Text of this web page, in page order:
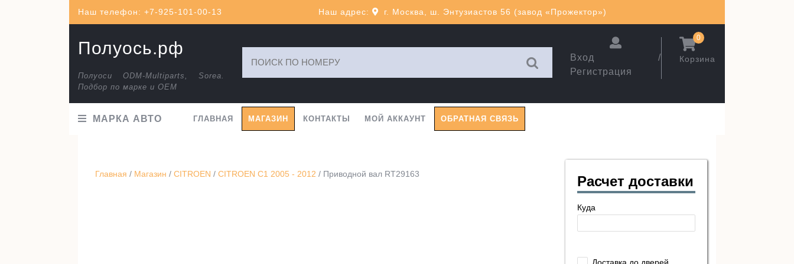
Наш телефон: +7-925-101-00-13 Наш адрес: г. Москва, ш. Энтузиастов 56 (завод «Прожектор»)
Полуось.рф
Полуоси ODM-Multiparts, Sorea.
Подбор по марке и ОЕМ
Вход /
Регистрация
Корзина
0
МАРКА АВТО ГЛАВНАЯ МАГАЗИН КОНТАКТЫ МОЙ АККАУНТ ОБРАТНАЯ СВЯЗЬ
Главная / Магазин / CITROEN / CITROEN C1 2005 - 2012 / Приводной вал RT29163 Расчет доставки
Куда